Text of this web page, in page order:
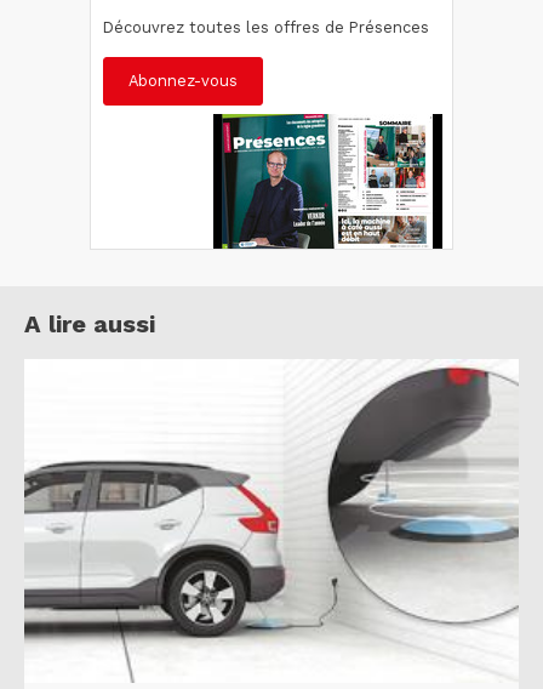
Découvrez toutes les offres de Présences
Abonnez-vous
A lire aussi